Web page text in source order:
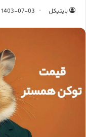
بایتیکل 1403-07-03